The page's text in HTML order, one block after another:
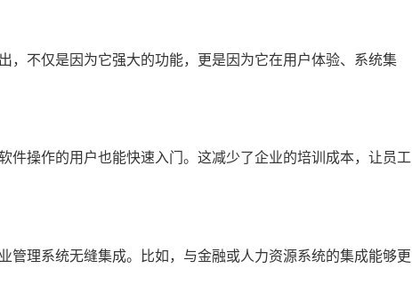
，不仅是因为它强大的功能，更是因为它在用户体验、系统集
件操作的用户也能快速入门。这减少了企业的培训成本，让员工
管理系统无缝集成。比如，与金融或人力资源系统的集成能够更